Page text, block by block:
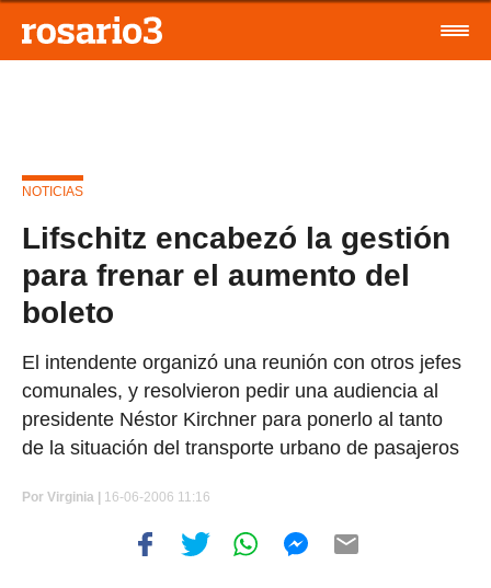
NOTICIAS
Lifschitz encabezó la gestión
para frenar el aumento del
boleto
El intendente organizó una reunión con otros jefes
comunales, y resolvieron pedir una audiencia al
presidente Néstor Kirchner para ponerlo al tanto
de la situación del transporte urbano de pasajeros
Por Virginia | 16-06-2006 11:16